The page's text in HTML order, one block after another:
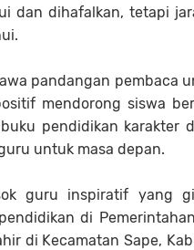
dan dihafalkan, tetapi
pandangan pembaca
mendorong siswa
pendidikan karakter
untuk masa depan.
guru inspiratif yang
di
di Kecamatan Sape,